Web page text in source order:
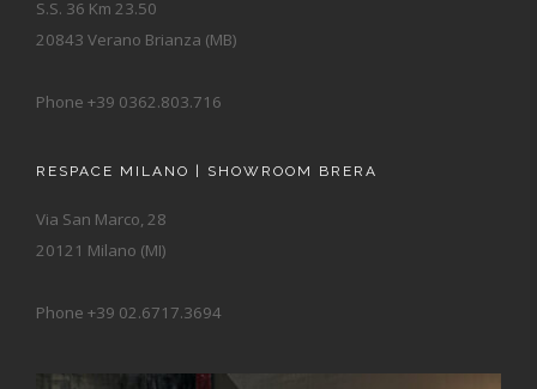
S.S. 36 Km 23.50
20843 Verano Brianza (MB)
Phone +39 0362.803.716
RESPACE MILANO | SHOWROOM BRERA
Via San Marco, 28
20121 Milano (MI)
Phone +39 02.6717.3694